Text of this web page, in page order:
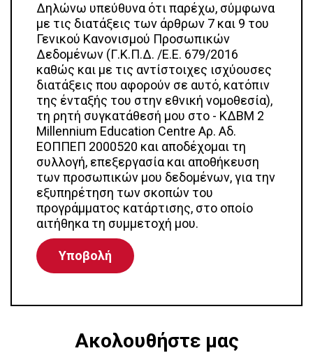
Δηλώνω υπεύθυνα ότι παρέχω, σύμφωνα
με τις διατάξεις των άρθρων 7 και 9 του
Γενικού Κανονισμού Προσωπικών
Δεδομένων (Γ.Κ.Π.Δ. /Ε.Ε. 679/2016
καθώς και με τις αντίστοιχες ισχύουσες
διατάξεις που αφορούν σε αυτό, κατόπιν
της ένταξής του στην εθνική νομοθεσία),
τη ρητή συγκατάθεσή μου στο - ΚΔΒΜ 2
Millennium Education Centre Αρ. Αδ.
ΕΟΠΠΕΠ 2000520 και αποδέχομαι τη
συλλογή, επεξεργασία και αποθήκευση
των προσωπικών μου δεδομένων, για την
εξυπηρέτηση των σκοπών του
προγράμματος κατάρτισης, στο οποίο
αιτήθηκα τη συμμετοχή μου.
Ακολουθήστε μας